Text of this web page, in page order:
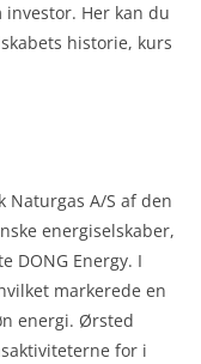
Her kan du
historie, kurs
Naturgas A/S af den
energiselskaber,
DONG Energy. I
markerede en
energi. Ørsted
for i